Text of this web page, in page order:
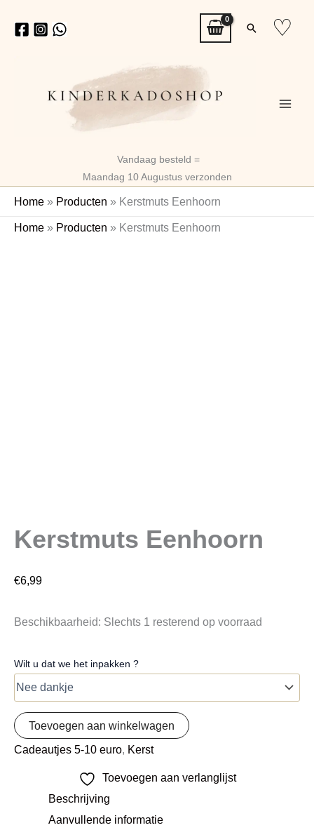
naar
Zoeken
♡
Vandaag besteld =
Maandag 10 Augustus verzonden
Home » Producten » Kerstmuts Eenhoorn
Home » Producten » Kerstmuts Eenhoorn
Kerstmuts Eenhoorn
€6,99
Beschikbaarheid: Slechts 1 resterend op voorraad
Wilt u dat we het inpakken ?
Kerstmuts
Toevoegen aan winkelwagen
Cadeautjes 5-10 euro Kerst
Toevoegen aan verlanglijst
Beschrijving
Aanvullende informatie